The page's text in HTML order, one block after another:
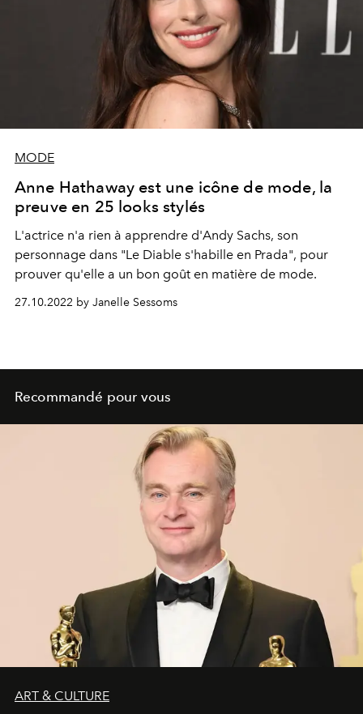
MODE
Anne Hathaway est une icône de mode, la
preuve en 25 looks stylés
L'actrice n'a rien à apprendre d'Andy Sachs, son
personnage dans "Le Diable s'habille en Prada", pour
prouver qu'elle a un bon goût en matière de mode.
27.10.2022 by Janelle Sessoms
Recommandé pour vous
ART & CULTURE